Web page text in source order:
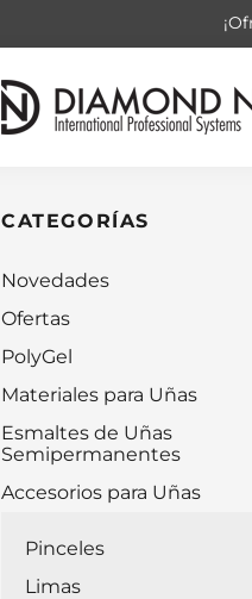
CATEGORÍAS
Novedades
Ofertas
PolyGel
Materiales para Uñas
Esmaltes de Uñas
Semipermanentes
Accesorios para Uñas
Pinceles
Limas